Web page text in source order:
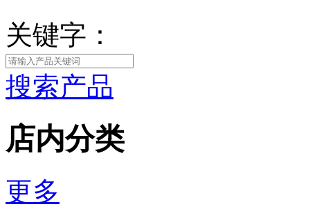
关键字：
搜索产品
店内分类
更多